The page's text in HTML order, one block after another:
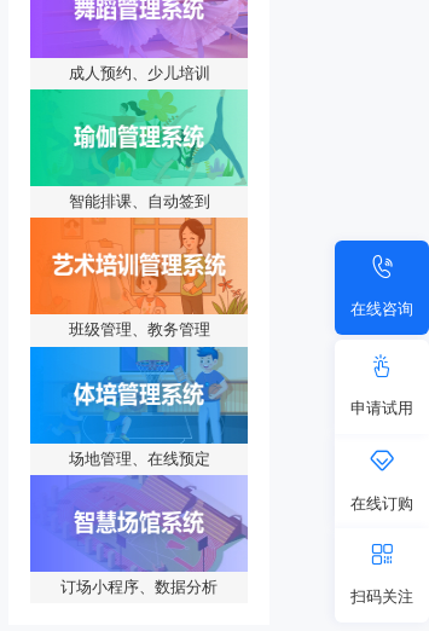
成人预约、少儿培训
智能排课、自动签到
班级管理、教务管理
场地管理、在线预定
订场小程序、数据分析
在线咨询
申请试用
在线订购
扫码关注